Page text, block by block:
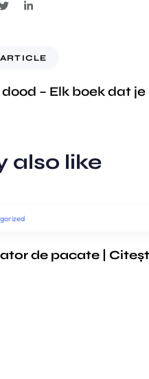
– Elk boek dat
also like
de pacate |